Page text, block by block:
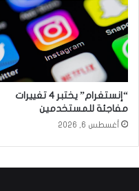
“إنستغرام” يختبر 4 تغييرات
مفاجئة للمستخدمين
أغسطس 6, 2026